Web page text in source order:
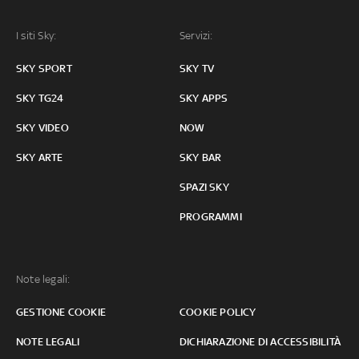
I siti Sky:
SKY SPORT
SKY TG24
SKY VIDEO
SKY ARTE
Servizi:
SKY TV
SKY APPS
NOW
SKY BAR
SPAZI SKY
PROGRAMMI
Note legali:
GESTIONE COOKIE COOKIE POLICY
NOTE LEGALI DICHIARAZIONE DI ACCESSIBILITÀ